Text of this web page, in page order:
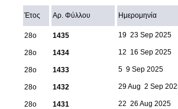
Έτος Αρ. Φύλλου Ημερομηνία
28ο 1435 19  23 Sep 2025
28ο 1434 12  16 Sep 2025
28ο 1433 5  9 Sep 2025
28ο 1432 29 Aug  2 Sep
28ο 1431 22  26 Aug 2025